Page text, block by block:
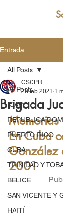
Entrada
All Posts
ICAP
REPUBLICA
PUERTO RICO
CUBA
TRINIDAD Y
BELICE
SAN VICENTE Y
HAITÍ
All Posts
Brigada
CSCPR
28 feb 2021 1
En Cuba
González
2001